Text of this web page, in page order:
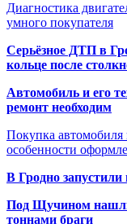
Диагностика
умного покупателя
Серьёзное ДТП в
кольце после
Автомобиль и его
ремонт необходим
Покупка
особенности
В Гродно запустили
Под Щучином
тоннами браги